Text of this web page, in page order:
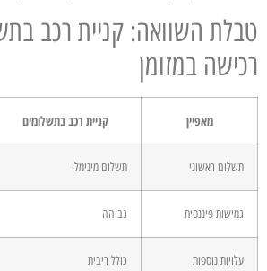
טבלת השוואה: קניית רכב
רכישה במזומן
מאפיין קניית רכב בתשלומים
תשלום ראשוני תשלום מינימלי
גמישות פיננסית גבוהה
עלויות נוספות כולל ריבית